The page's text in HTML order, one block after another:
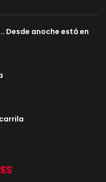
Desde anoche está en